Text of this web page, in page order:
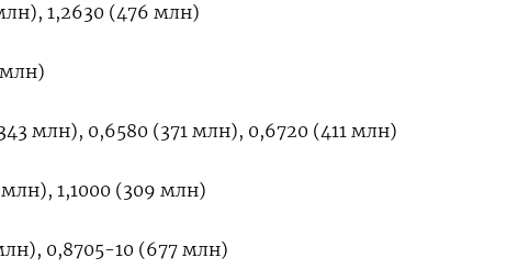
1,2630 (476 млн)
млн)
млн), 0,6580 (371 млн), 0,6720 (411 млн)
1,1000 (309 млн)
0,8705-10 (677 млн)